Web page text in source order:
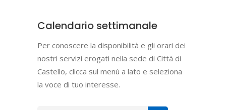
Calendario settimanale
Per conoscere la disponibilità e gli orari dei
nostri servizi erogati nella sede di Città di
Castello, clicca sul menù a lato e seleziona
la voce di tuo interesse.